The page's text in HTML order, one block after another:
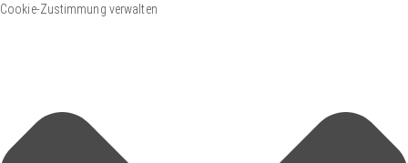
Cookie-Zustimmung verwalten